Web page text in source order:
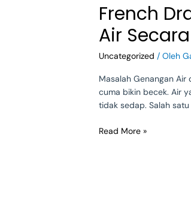
French
Air
Uncategorized / Oleh
Masalah Genangan
cuma bikin becek. Air
tidak sedap. Salah
Genangan
Air
Secara
Read More »